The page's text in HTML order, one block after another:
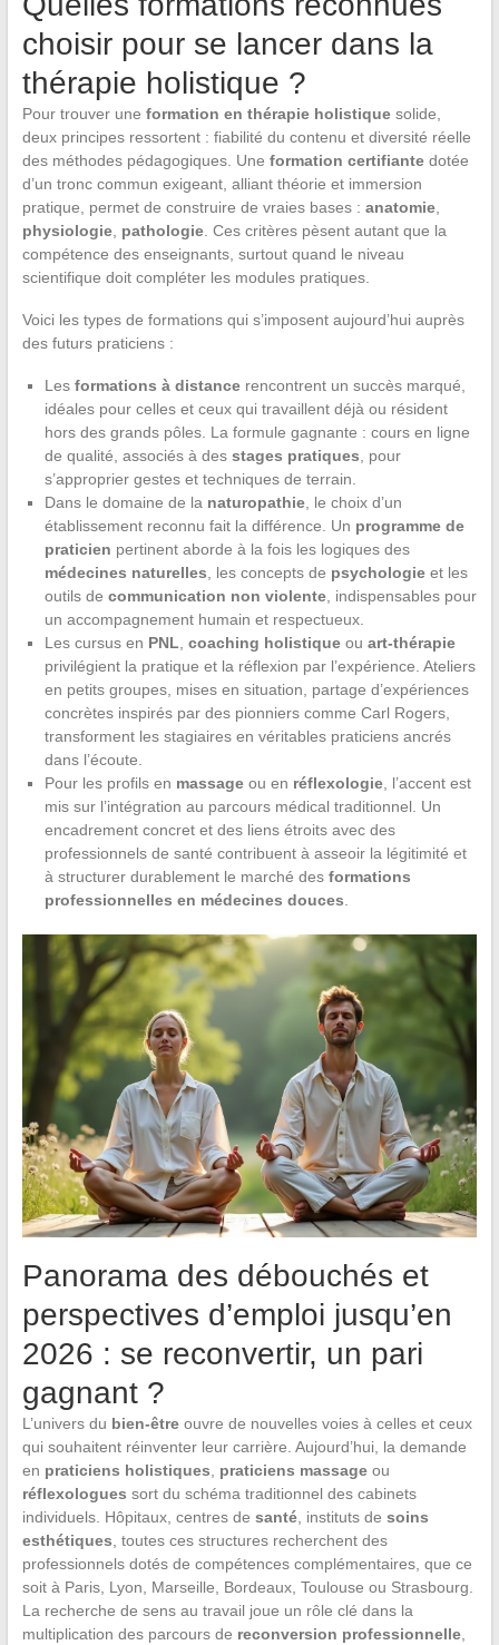
choisir pour se lancer dans la
thérapie holistique ?
Pour trouver une formation en thérapie holistiquesolide,
deux principes ressortent : fiabilité du contenu et diversité réelle
des méthodes pédagogiques. Une formation certifiantedotée
d’un tronc commun exigeant, alliant théorie et immersion
pratique, permet de construire de vraies bases : anatomie,
physiologie, pathologie. Ces critères pèsent autant que la
compétence des enseignants, surtout quand le niveau
scientifique doit compléter les modules pratiques.
Voici les types de formations qui s’imposent aujourd’hui auprès
des futurs praticiens :
Les formations à distancerencontrent un succès marqué,
idéales pour celles et ceux qui travaillent déjà ou résident
hors des grands pôles. La formule gagnante : cours en ligne
de qualité, associés à des stages pratiques , pour
s’approprier gestes et techniques de terrain.
Dans le domaine de la naturopathie, le choix d’un
établissement reconnu fait la différence. Un programme de
praticien pertinent aborde à la fois les logiques des
médecines naturelles , les concepts de psychologieet les
outils de communication non violente, indispensables pour
un accompagnement humain et respectueux.
Les cursus en PNL coaching holistiqueou art-thérapie
privilégient la pratique et la réflexion par l’expérience. Ateliers
en petits groupes, mises en situation, partage d’expériences
concrètes inspirés par des pionniers comme Carl Rogers,
transforment les stagiaires en véritables praticiens ancrés
dans l’écoute.
Pour les profils en massageou en réflexologie, l’accent est
mis sur l’intégration au parcours médical traditionnel. Un
encadrement concret et des liens étroits avec des
professionnels de santé contribuent à asseoir la légitimité et
à structurer durablement le marché des formations
professionnelles en médecines douces
Panorama des débouchés et
perspectives d’emploi jusqu’en
2026 : se reconvertir, un pari
gagnant ?
L’univers du bien-êtreouvre de nouvelles voies à celles et ceux
qui souhaitent réinventer leur carrière. Aujourd’hui, la demande
en praticiens holistiques praticiens massageou
réflexologues sort du schéma traditionnel des cabinets
individuels. Hôpitaux, centres de santé, instituts de soins
esthétiques , toutes ces structures recherchent des
professionnels dotés de compétences complémentaires, que ce
soit à Paris, Lyon, Marseille, Bordeaux, Toulouse ou Strasbourg.
La recherche de sens au travail joue un rôle clé dans la
multiplication des parcours de reconversion professionnelle,